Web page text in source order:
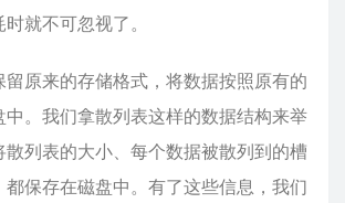
就不可忽视了。
原来的存储格式，将数据按照原有的
中。我们拿散列表这样的数据结构来举
列表的大小、每个数据被散列到的槽
都保存在磁盘中。有了这些信息，我们